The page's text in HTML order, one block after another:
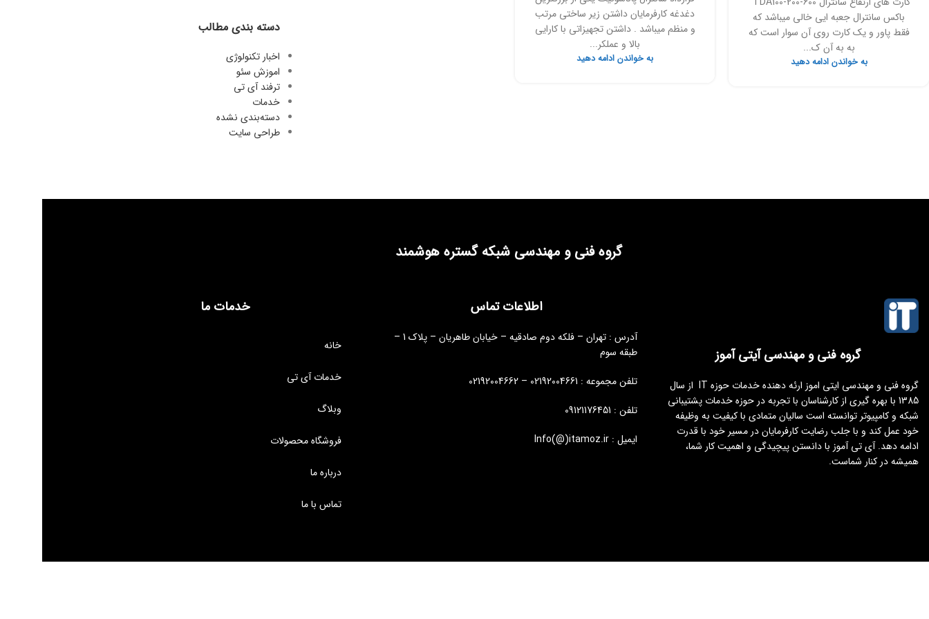
باکس سانترال جعبه ایی خالی میباشد که
فقط پاور و یک کارت روی آن سوار است که
به به آن ک...
به خواندن ادامه دهید
دغدغه کارفرمایان داشتن زیر ساختی مرتب
و منظم میباشد . داشتن تجهیزاتی با کارایی
بالا و عملکر...
به خواندن ادامه دهید
دسته بندی مطالب
اخبار تکنولوژی
اموزش سئو
ترفند آی تی
خدمات
دسته‌بندی نشده
طراحی سایت
گروه فنی و مهندسی شبکه گستره هوشمند
گروه فنی و مهندسی آیتی آموز
گروه فنی و مهندسی ایتی اموز ارئه دهنده خدمات حوزه IT از سال
1385 با بهره گیری از کارشناسان با تجربه در حوزه خدمات پشتیبانی
شبکه و کامپیوتر توانسته است سالیان متمادی با کیفیت به وظیفه
خود عمل کند و با جلب رضایت کارفرمایان در مسیر خود با قدرت
ادامه دهد. آی تی آموز با دانستن پیچیدگی و اهمیت کار شما،
همیشه در کنار شماست.
اطلاعات تماس
آدرس : تهران – فلکه دوم صادقیه – خیابان طاهریان – پلاک 1 –
طبقه سوم
تلفن مجموعه : 02192004661 – 02192004662
تلفن : 09121176451
ایمیل : Info(@)itamoz.ir
خدمات ما
خانه
خدمات آی تی
وبلاگ
فروشگاه محصولات
درباره ما
تماس با ما